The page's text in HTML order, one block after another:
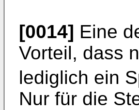
[0014] Eine
Vorteil, dass
lediglich ein
Nur für die